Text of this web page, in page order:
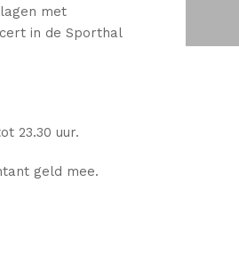
met
in de Sporthal
23.30 uur.
geld mee.